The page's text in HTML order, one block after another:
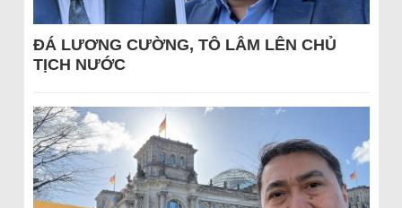
ĐÁ LƯƠNG CƯỜNG, TÔ LÂM LÊN CHỦ
TỊCH NƯỚC